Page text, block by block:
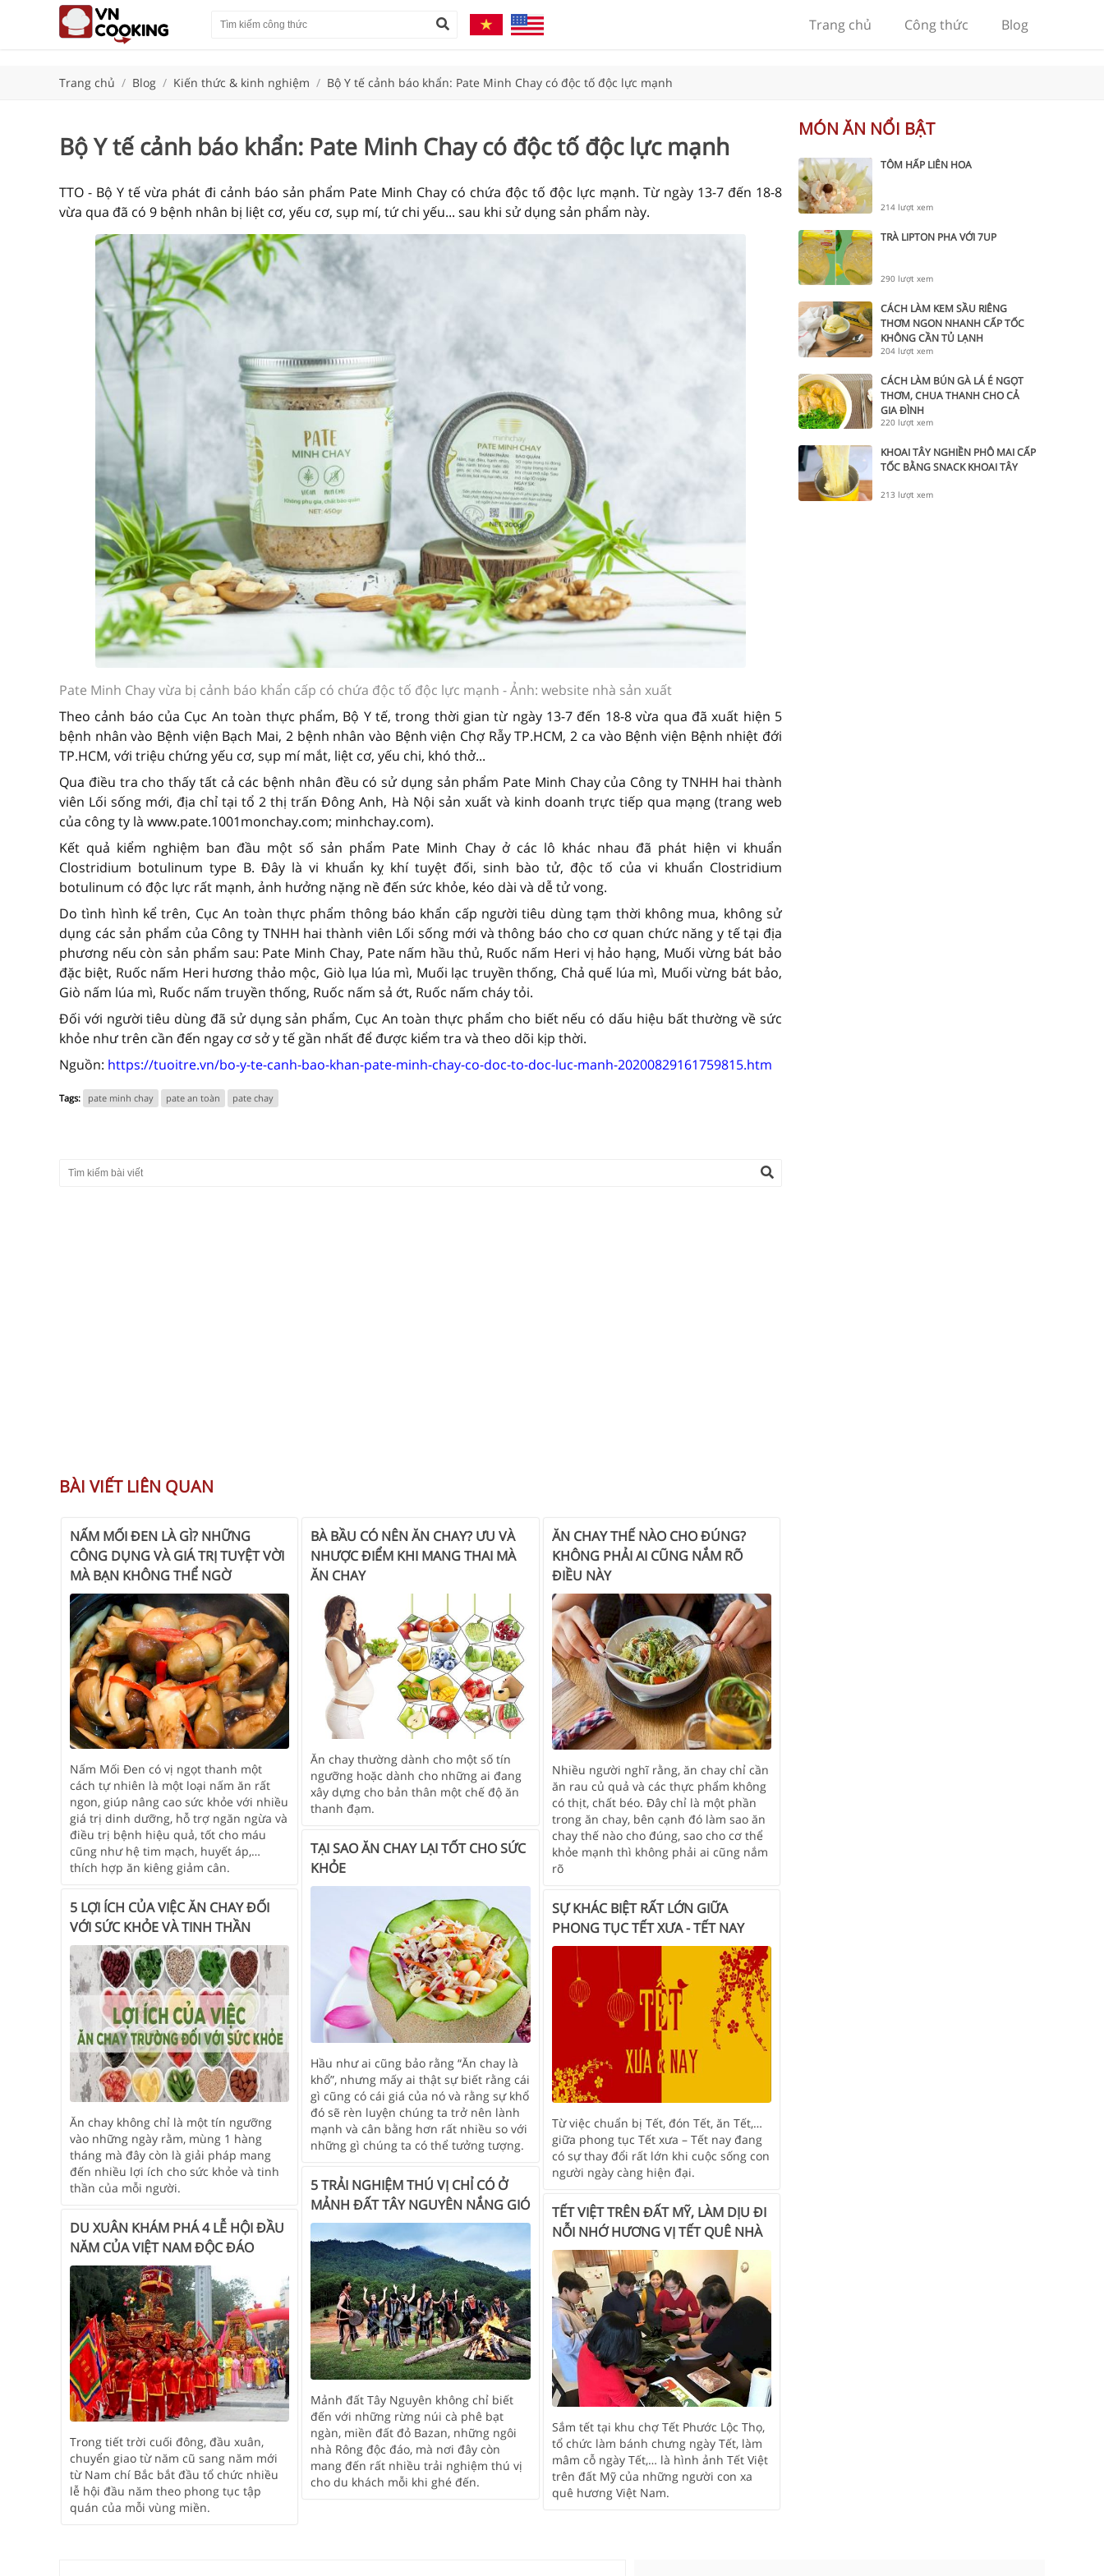
Trang chủ Công thức Blog
Trang chủ / Blog / Kiến thức & kinh nghiệm / Bộ Y tế cảnh báo khẩn: Pate Minh Chay có độc tố độc lực mạnh
Bộ Y tế cảnh báo khẩn: Pate Minh Chay có độc tố độc lực mạnh
TTO - Bộ Y tế vừa phát đi cảnh báo sản phẩm Pate Minh Chay có chứa độc tố độc lực mạnh. Từ ngày 13-7 đến 18-8
vừa qua đã có 9 bệnh nhân bị liệt cơ, yếu cơ, sụp mí, tứ chi yếu... sau khi sử dụng sản phẩm này.
Pate Minh Chay vừa bị cảnh báo khẩn cấp có chứa độc tố độc lực mạnh - Ảnh: website nhà sản xuất
Theo cảnh báo của Cục An toàn thực phẩm, Bộ Y tế, trong thời gian từ ngày 13-7 đến 18-8 vừa qua đã xuất hiện 5
bệnh nhân vào Bệnh viện Bạch Mai, 2 bệnh nhân vào Bệnh viện Chợ Rẫy TP.HCM, 2 ca vào Bệnh viện Bệnh nhiệt đới
TP.HCM, với triệu chứng yếu cơ, sụp mí mắt, liệt cơ, yếu chi, khó thở...
Qua điều tra cho thấy tất cả các bệnh nhân đều có sử dụng sản phẩm Pate Minh Chay của Công ty TNHH hai thành
viên Lối sống mới, địa chỉ tại tổ 2 thị trấn Đông Anh, Hà Nội sản xuất và kinh doanh trực tiếp qua mạng (trang web
của công ty là www.pate.1001monchay.com; minhchay.com).
Kết quả kiểm nghiệm ban đầu một số sản phẩm Pate Minh Chay ở các lô khác nhau đã phát hiện vi khuẩn
Clostridium botulinum type B. Đây là vi khuẩn kỵ khí tuyệt đối, sinh bào tử, độc tố của vi khuẩn Clostridium
botulinum có độc lực rất mạnh, ảnh hưởng nặng nề đến sức khỏe, kéo dài và dễ tử vong.
Do tình hình kể trên, Cục An toàn thực phẩm thông báo khẩn cấp người tiêu dùng tạm thời không mua, không sử
dụng các sản phẩm của Công ty TNHH hai thành viên Lối sống mới và thông báo cho cơ quan chức năng y tế tại địa
phương nếu còn sản phẩm sau: Pate Minh Chay, Pate nấm hầu thủ, Ruốc nấm Heri vị hảo hạng, Muối vừng bát bảo
đặc biệt, Ruốc nấm Heri hương thảo mộc, Giò lụa lúa mì, Muối lạc truyền thống, Chả quế lúa mì, Muối vừng bát bảo,
Giò nấm lúa mì, Ruốc nấm truyền thống, Ruốc nấm sả ớt, Ruốc nấm cháy tỏi.
Đối với người tiêu dùng đã sử dụng sản phẩm, Cục An toàn thực phẩm cho biết nếu có dấu hiệu bất thường về sức
khỏe như trên cần đến ngay cơ sở y tế gần nhất để được kiểm tra và theo dõi kịp thời.
Nguồn: https://tuoitre.vn/bo-y-te-canh-bao-khan-pate-minh-chay-co-doc-to-doc-luc-manh-20200829161759815.htm
Tags: pate minh chay pate an toàn pate chay
BÀI VIẾT LIÊN QUAN
NẤM MỐI ĐEN LÀ GÌ? NHỮNG
CÔNG DỤNG VÀ GIÁ TRỊ TUYỆT VỜI
MÀ BẠN KHÔNG THỂ NGỜ
Nấm Mối Đen có vị ngọt thanh một
cách tự nhiên là một loại nấm ăn rất
ngon, giúp nâng cao sức khỏe với nhiều
giá trị dinh dưỡng, hỗ trợ ngăn ngừa và
điều trị bệnh hiệu quả, tốt cho máu
cũng như hệ tim mạch, huyết áp,…
thích hợp ăn kiêng giảm cân.
BÀ BẦU CÓ NÊN ĂN CHAY? ƯU VÀ
NHƯỢC ĐIỂM KHI MANG THAI MÀ
ĂN CHAY
Ăn chay thường dành cho một số tín
ngưỡng hoặc dành cho những ai đang
xây dựng cho bản thân một chế độ ăn
thanh đạm.
ĂN CHAY THẾ NÀO CHO ĐÚNG?
KHÔNG PHẢI AI CŨNG NẮM RÕ
ĐIỀU NÀY
Nhiều người nghĩ rằng, ăn chay chỉ cần
ăn rau củ quả và các thực phẩm không
có thịt, chất béo. Đây chỉ là một phần
trong ăn chay, bên cạnh đó làm sao ăn
chay thế nào cho đúng, sao cho cơ thể
khỏe mạnh thì không phải ai cũng nắm
rõ
TẠI SAO ĂN CHAY LẠI TỐT CHO SỨC
KHỎE
Hầu như ai cũng bảo rằng “Ăn chay là
khổ”, nhưng mấy ai thật sự biết rằng cái
gì cũng có cái giá của nó và rằng sự khổ
đó sẽ rèn luyện chúng ta trở nên lành
mạnh và cân bằng hơn rất nhiều so với
những gì chúng ta có thể tưởng tượng.
5 LỢI ÍCH CỦA VIỆC ĂN CHAY ĐỐI
VỚI SỨC KHỎE VÀ TINH THẦN
Ăn chay không chỉ là một tín ngưỡng
vào những ngày rằm, mùng 1 hàng
tháng mà đây còn là giải pháp mang
đến nhiều lợi ích cho sức khỏe và tinh
thần của mỗi người.
SỰ KHÁC BIỆT RẤT LỚN GIỮA
PHONG TỤC TẾT XƯA - TẾT NAY
Từ việc chuẩn bị Tết, đón Tết, ăn Tết,…
giữa phong tục Tết xưa – Tết nay đang
có sự thay đổi rất lớn khi cuộc sống con
người ngày càng hiện đại.
5 TRẢI NGHIỆM THÚ VỊ CHỈ CÓ Ở
MẢNH ĐẤT TÂY NGUYÊN NẮNG GIÓ
Mảnh đất Tây Nguyên không chỉ biết
đến với những rừng núi cà phê bạt
ngàn, miền đất đỏ Bazan, những ngôi
nhà Rông độc đáo, mà nơi đây còn
mang đến rất nhiều trải nghiệm thú vị
cho du khách mỗi khi ghé đến.
TẾT VIỆT TRÊN ĐẤT MỸ, LÀM DỊU ĐI
NỖI NHỚ HƯƠNG VỊ TẾT QUÊ NHÀ
Sắm tết tại khu chợ Tết Phước Lộc Thọ,
tổ chức làm bánh chưng ngày Tết, làm
mâm cỗ ngày Tết,… là hình ảnh Tết Việt
trên đất Mỹ của những người con xa
quê hương Việt Nam.
DU XUÂN KHÁM PHÁ 4 LỄ HỘI ĐẦU
NĂM CỦA VIỆT NAM ĐỘC ĐÁO
Trong tiết trời cuối đông, đầu xuân,
chuyển giao từ năm cũ sang năm mới
từ Nam chí Bắc bắt đầu tổ chức nhiều
lễ hội đầu năm theo phong tục tập
quán của mỗi vùng miền.
MÓN ĂN NỔI BẬT
TÔM HẤP LIÊN HOA
214 lượt xem
TRÀ LIPTON PHA VỚI 7UP
290 lượt xem
CÁCH LÀM KEM SẦU RIÊNG
THƠM NGON NHANH CẤP TỐC
KHÔNG CẦN TỦ LẠNH
204 lượt xem
CÁCH LÀM BÚN GÀ LÁ É NGỌT
THƠM, CHUA THANH CHO CẢ
GIA ĐÌNH
220 lượt xem
KHOAI TÂY NGHIỀN PHÔ MAI CẤP
TỐC BẰNG SNACK KHOAI TÂY
213 lượt xem